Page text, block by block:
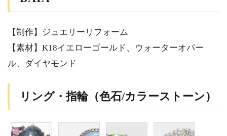
【制作】ジュエリーリフォーム
【素材】K18イエローゴールド、ウォーターオパー
ル、ダイヤモンド
リング・指輪（色石/カラーストーン）